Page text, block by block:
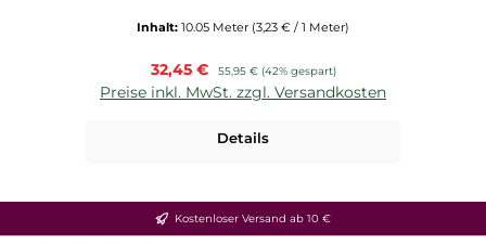
Inhalt: 10.05 Meter (3,23 € / 1 Meter)
Verkaufspreis:
32,45 € Regulärer Preis:
55,95 € (42% gespart)
Preise inkl. MwSt. zzgl. Versandkosten
Details
Kostenloser Versand ab 10 €